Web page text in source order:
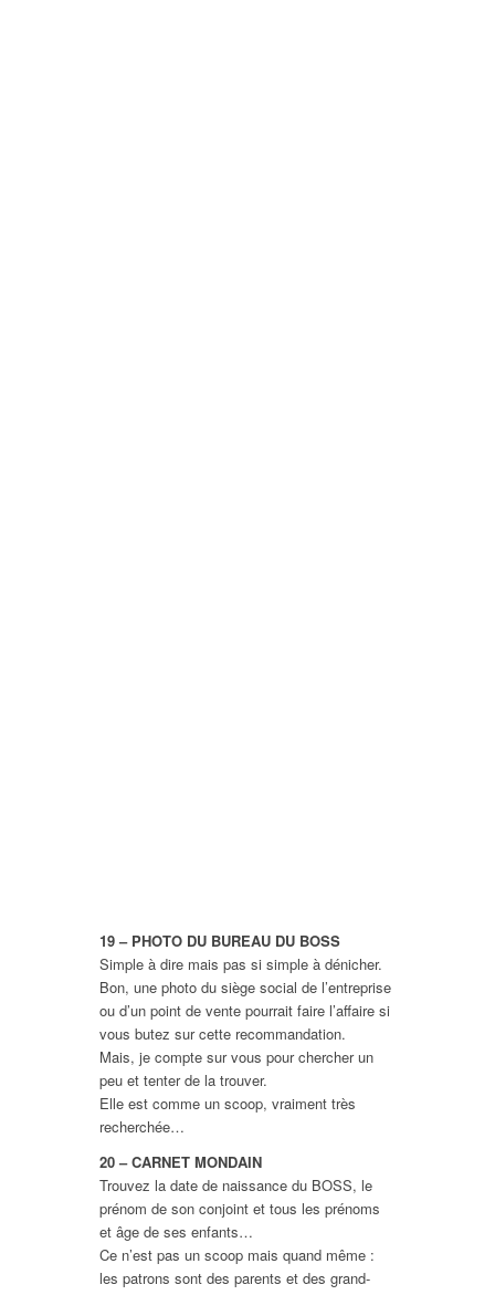
19 – PHOTO DU BUREAU DU BOSS
Simple à dire mais pas si simple à dénicher.
Bon, une photo du siège social de l’entreprise
ou d’un point de vente pourrait faire l’affaire si
vous butez sur cette recommandation.
Mais, je compte sur vous pour chercher un
peu et tenter de la trouver.
Elle est comme un scoop, vraiment très
recherchée…
20 – CARNET MONDAIN
Trouvez la date de naissance du BOSS, le
prénom de son conjoint et tous les prénoms
et âge de ses enfants…
Ce n’est pas un scoop mais quand même :
les patrons sont des parents et des grand-